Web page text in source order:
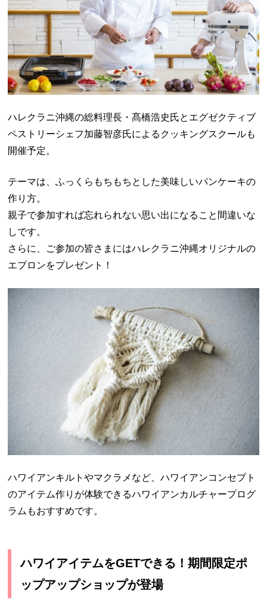
ハレクラニ沖縄の総料理長・髙橋浩史氏とエグゼクティブ
ペストリーシェフ加藤智彦氏によるクッキングスクールも
開催予定。
テーマは、ふっくらもちもちとした美味しいパンケーキの
作り方。
親子で参加すれば忘れられない思い出になること間違いな
しです。
さらに、ご参加の皆さまにはハレクラニ沖縄オリジナルの
エプロンをプレゼント！
ハワイアンキルトやマクラメなど、ハワイアンコンセプト
のアイテム作りが体験できるハワイアンカルチャープログ
ラムもおすすめです。
ハワイアイテムをGETできる！期間限定ポ
ップアップショップが登場